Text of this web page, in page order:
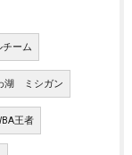
ーム
湖 ミシガン
王者